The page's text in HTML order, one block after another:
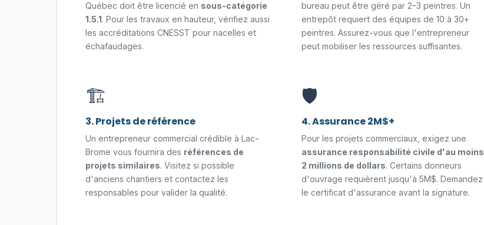
Québec doit être licencié en sous-catégorie
1.5.1. Pour les travaux en hauteur, vérifiez aussi
les accréditations CNESST pour nacelles et
échafaudages.
bureau peut être géré par 2–3 peintres. Un
entrepôt requiert des équipes de 10 à 30+
peintres. Assurez-vous que l'entrepreneur
peut mobiliser les ressources suffisantes.
🏗️
3. Projets de référence
Un entrepreneur commercial crédible à Lac-
Brome vous fournira des références de
projets similaires. Visitez si possible
d'anciens chantiers et contactez les
responsables pour valider la qualité.
🛡️
4. Assurance 2M$+
Pour les projets commerciaux, exigez une
assurance responsabilité civile d'au moins
2 millions de dollars. Certains donneurs
d'ouvrage requièrent jusqu'à 5M$. Demandez
le certificat d'assurance avant la signature.